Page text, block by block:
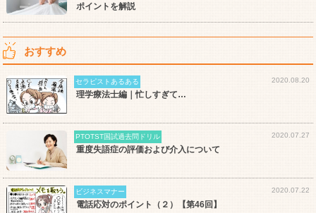
ポイントを解説
おすすめ
セラピストあるある 2020.08.20
理学療法士編｜忙しすぎて…
PTOTST国試過去問ドリル 2020.07.27
重度失語症の評価および介入について
ビジネスマナー 2020.07.22
電話応対のポイント（２）【第46回】